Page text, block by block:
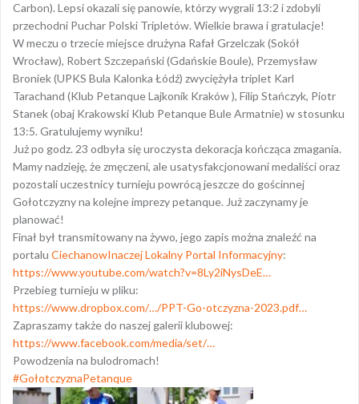
Carbon). Lepsi okazali się panowie, którzy wygrali 13:2 i zdobyli
przechodni Puchar Polski Tripletów. Wielkie brawa i gratulacje!
W meczu o trzecie miejsce drużyna Rafał Grzelczak (Sokół
Wrocław), Robert Szczepański (Gdańskie Boule), Przemysław
Broniek (UPKS Bula Kalonka Łódź) zwyciężyła triplet Karl
Tarachand (Klub Petanque Lajkonik Kraków ), Filip Stańczyk, Piotr
Stanek (obaj Krakowski Klub Petanque Bule Armatnie) w stosunku
13:5. Gratulujemy wyniku!
Już po godz. 23 odbyła się uroczysta dekoracja kończąca zmagania.
Mamy nadzieję, że zmęczeni, ale usatysfakcjonowani medaliści oraz
pozostali uczestnicy turnieju powrócą jeszcze do gościnnej
Gołotczyzny na kolejne imprezy petanque. Już zaczynamy je
planować!
Finał był transmitowany na żywo, jego zapis można znaleźć na
portalu CiechanowInaczej Lokalny Portal Informacyjny:
https://www.youtube.com/watch?v=8Ly2iNysDeE…
Przebieg turnieju w pliku:
https://www.dropbox.com/…/PPT-Go-otczyzna-2023.pdf…
Zapraszamy także do naszej galerii klubowej:
https://www.facebook.com/media/set/…
Powodzenia na bulodromach!
#GołotczyznaPetanque